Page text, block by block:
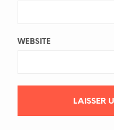
WEBSITE